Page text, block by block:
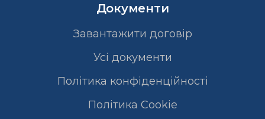
Документи
Завантажити договір
Усі документи
Політика конфіденційності
Полiтика Cookie